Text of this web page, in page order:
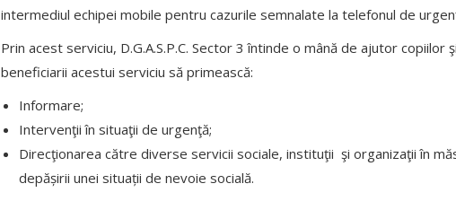
intermediul echipei mobile pentru cazurile semnalate la telefonul de
Prin acest serviciu, D.G.A.S.P.C. Sector 3 întinde o mână de ajutor
beneficiarii acestui serviciu să primească:
Informare;
Intervenţii în situaţii de urgenţă;
Direcţionarea către diverse servicii sociale, instituţii şi organizaţii în
depășirii unei situații de nevoie socială.